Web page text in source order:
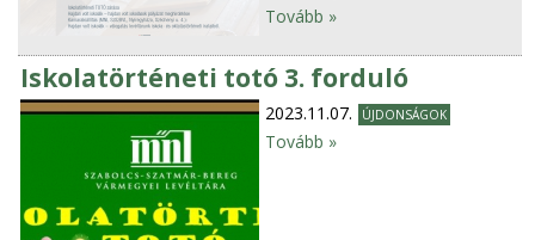
Tovább »
Iskolatörténeti totó 3. forduló
2023.11.07. ÚJDONSÁGOK
Tovább »